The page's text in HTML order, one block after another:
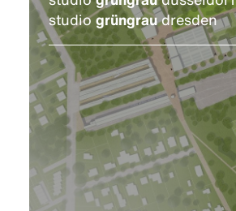
studiogrüngraudresden